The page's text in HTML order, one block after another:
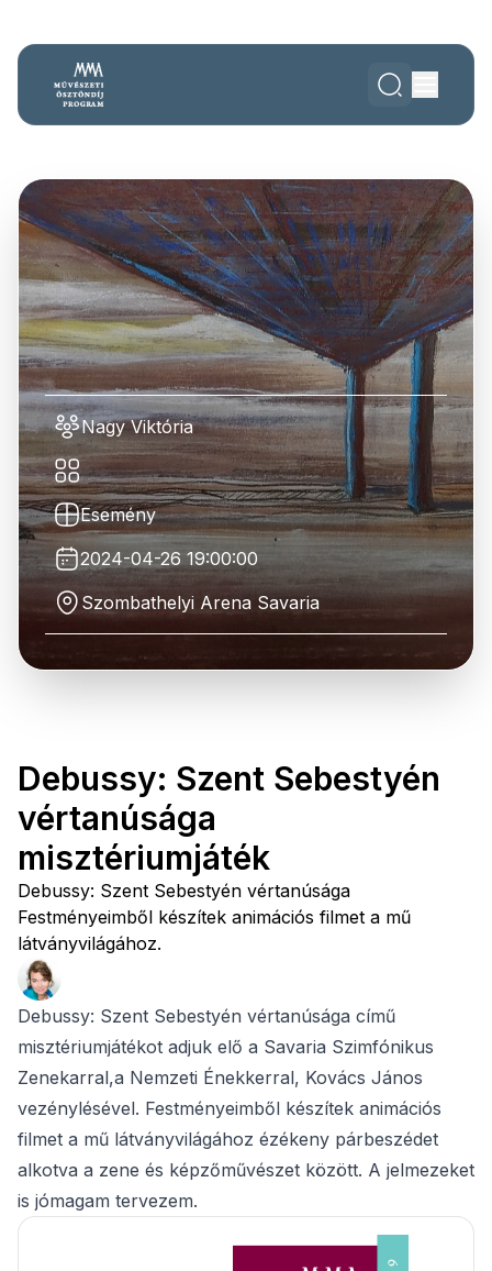
Nagy Viktória
Esemény
2024-04-26 19:00:00
Szombathelyi Arena Savaria
Debussy: Szent Sebestyén
vértanúsága
misztériumjáték
Debussy: Szent Sebestyén vértanúsága
Festményeimből készítek animációs filmet a mű
látványvilágához.
Debussy: Szent Sebestyén vértanúsága című
misztériumjátékot adjuk elő a Savaria Szimfónikus
Zenekarral,a Nemzeti Énekkerral, Kovács János
vezénylésével. Festményeimből készítek animációs
filmet a mű látványvilágához ézékeny párbeszédet
alkotva a zene és képzőművészet között. A jelmezeket
is jómagam tervezem.